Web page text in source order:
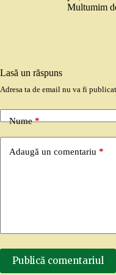
Multumim
Lasă un răspuns
Adresa ta de email nu va fi
Nume*
Adaugă un comentariu *
Publică comentariul